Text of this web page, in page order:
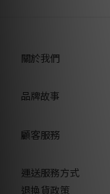
關於我們
品牌故事
顧客服務
運送服務方式
退換貨政策